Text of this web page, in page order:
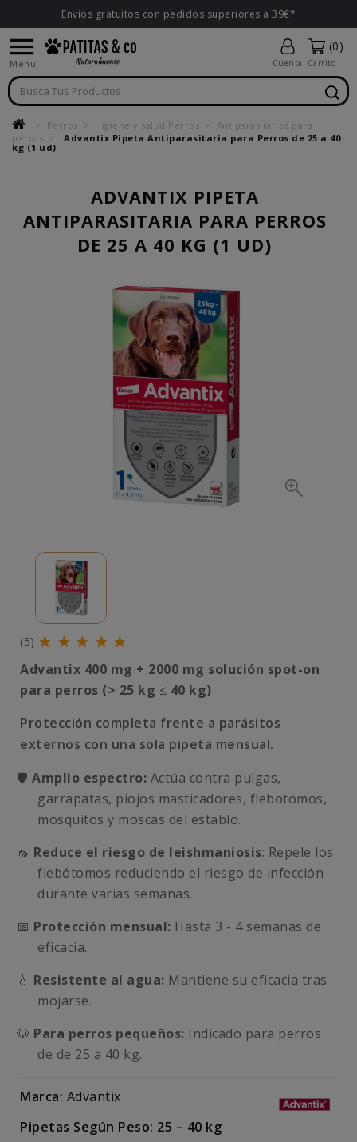
Envíos gratuitos con pedidos superiores a 39€*

Menu Cuenta
(0)
Carrito
Perros Higiene y salud Perros
Antiparasitarios para
perros
Advantix Pipeta Antiparasitaria para Perros de 25 a 40
kg (1 ud)
ADVANTIX PIPETA
ANTIPARASITARIA PARA PERROS
DE 25 A 40 KG (1 UD)
(5)
Advantix 400 mg + 2000 mg solución spot-on
para perros (> 25 kg ≤ 40 kg)
Protección completa frente a parásitos
externos con una sola pipeta mensual.
🛡️ Amplio espectro: Actúa contra pulgas,
garrapatas, piojos masticadores, flebotomos,
mosquitos y moscas del establo.
🦟 Reduce el riesgo de leishmaniosis: Repele los
flebótomos reduciendo el riesgo de infección
durante varias semanas.
📅 Protección mensual: Hasta 3 - 4 semanas de
eficacia.
💧 Resistente al agua: Mantiene su eficacia tras
mojarse.
🐶 Para perros pequeños: Indicado para perros
de de 25 a 40 kg.
Marca: Advantix
Pipetas Según Peso: 25 – 40 kg